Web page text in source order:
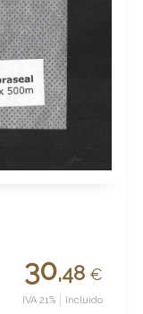
30,48 €
IVA 21% Incluido